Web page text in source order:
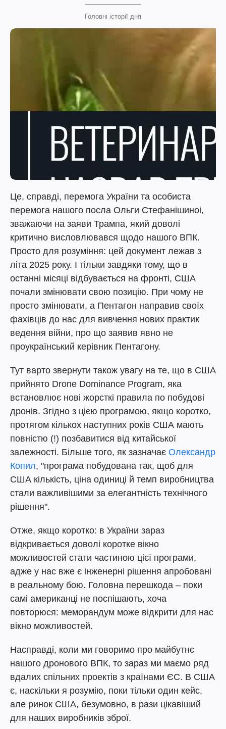
Головні історії дня
Це, справді, перемога України та особиста
перемога нашого посла Ольги Стефанішиноі,
зважаючи на заяви Трампа, який доволі
критично висловлювався щодо нашого ВПК.
Просто для розуміння: цей документ лежав з
літа 2025 року. І тільки завдяки тому, що в
останні місяці відбувається на фронті, США
почали змінювати свою позицію. При чому не
просто змінювати, а Пентагон направив своїх
фахівців до нас для вивчення нових практик
ведення війни, про що заявив явно не
проукраїнський керівник Пентагону.
Тут варто звернути також увагу на те, що в США
прийнято Drone Dominance Program, яка
встановлює нові жорсткі правила по побудові
дронів. Згідно з цією програмою, якщо коротко,
протягом кількох наступних років США мають
повністю (!) позбавитися від китайської
залежності. Більше того, як зазначає Олександр
Копил, "програма побудована так, щоб для
США кількість, ціна одиниці й темп виробництва
стали важливішими за елегантність технічного
рішення".
Отже, якщо коротко: в України зараз
відкривається доволі коротке вікно
можливостей стати частиною цієї програми,
адже у нас вже є інженерні рішення апробовані
в реальному бою. Головна перешкода – поки
самі американці не поспішають, хоча
повторюся: меморандум може відкрити для нас
вікно можливостей.
Насправді, коли ми говоримо про майбутнє
нашого дронового ВПК, то зараз ми маємо ряд
вдалих спільних проектів з країнами ЄС. В США
є, наскільки я розумію, поки тільки один кейс,
але ринок США, безумовно, в рази цікавіший
для наших виробників зброї.